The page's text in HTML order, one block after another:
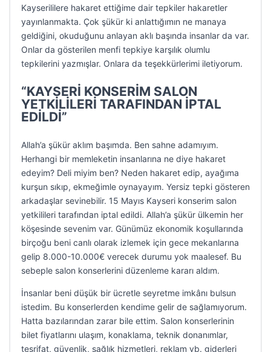
Kayserililere hakaret ettiğime dair tepkiler hakaretler
yayınlanmakta. Çok şükür ki anlattığımın ne manaya
geldiğini, okuduğunu anlayan aklı başında insanlar da var.
Onlar da gösterilen menfi tepkiye karşılık olumlu
tepkilerini yazmışlar. Onlara da teşekkürlerimi iletiyorum.
“KAYSERİ KONSERİM SALON
YETKİLİLERİ TARAFINDAN İPTAL
EDİLDİ”
Allah’a şükür aklım başımda. Ben sahne adamıyım.
Herhangi bir memleketin insanlarına ne diye hakaret
edeyim? Deli miyim ben? Neden hakaret edip, ayağıma
kurşun sıkıp, ekmeğimle oynayayım. Yersiz tepki gösteren
arkadaşlar sevinebilir. 15 Mayıs Kayseri konserim salon
yetkilileri tarafından iptal edildi. Allah’a şükür ülkemin her
köşesinde sevenim var. Günümüz ekonomik koşullarında
birçoğu beni canlı olarak izlemek için gece mekanlarına
gelip 8.000-10.000€ verecek durumu yok maalesef. Bu
sebeple salon konserlerini düzenleme kararı aldım.
İnsanlar beni düşük bir ücretle seyretme imkânı bulsun
istedim. Bu konserlerden kendime gelir de sağlamıyorum.
Hatta bazılarından zarar bile ettim. Salon konserlerinin
bilet fiyatlarını ulaşım, konaklama, teknik donanımlar,
teşrifat, güvenlik, sağlık hizmetleri, reklam vb. giderleri